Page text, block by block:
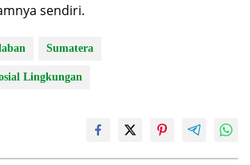
sendiri.
Sumatera
Lingkungan